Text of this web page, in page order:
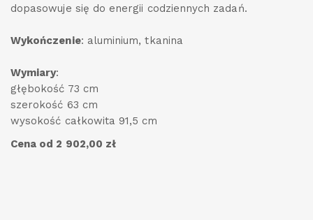
dopasowuje się do energii codziennych zadań.
Wykończenie: aluminium, tkanina
Wymiary:
głębokość 73 cm
szerokość 63 cm
wysokość całkowita 91,5 cm
Cena od 2 902,00 zł